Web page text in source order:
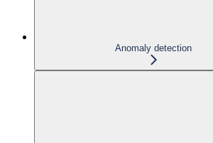
Anomaly detection